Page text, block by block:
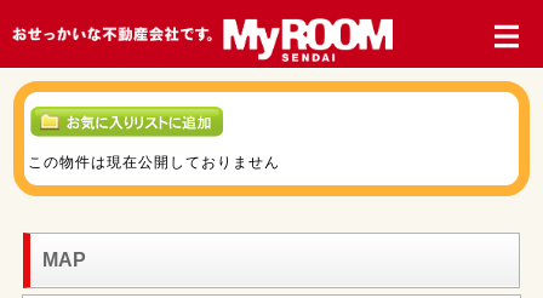
この物件は現在公開しておりません
MAP